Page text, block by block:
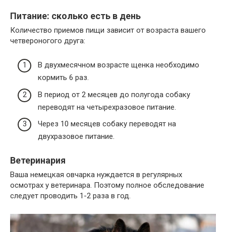
Питание: сколько есть в день
Количество приемов пищи зависит от возраста вашего
четвероногого друга:
В двухмесячном возрасте щенка необходимо
кормить 6 раз.
В период от 2 месяцев до полугода собаку
переводят на четырехразовое питание.
Через 10 месяцев собаку переводят на
двухразовое питание.
Ветеринария
Ваша немецкая овчарка нуждается в регулярных
осмотрах у ветеринара. Поэтому полное обследование
следует проводить 1-2 раза в год.